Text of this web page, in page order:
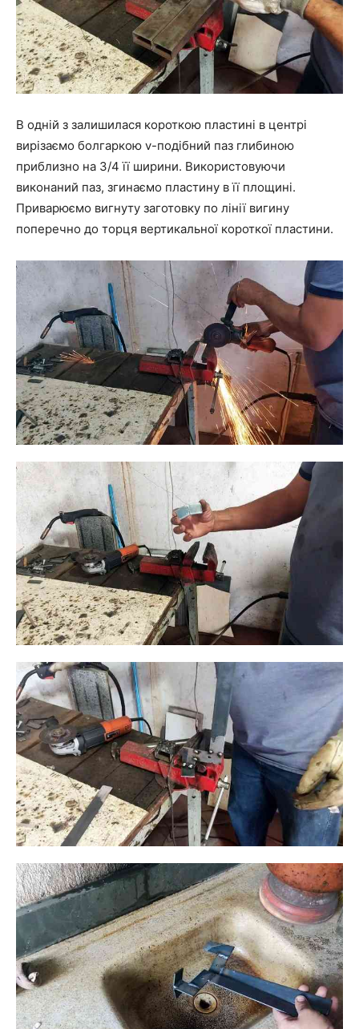
В одній з залишилася короткою пластині в центрі
вирізаємо болгаркою v-подібний паз глибиною
приблизно на 3/4 її ширини. Використовуючи
виконаний паз, згинаємо пластину в її площині.
Приварюємо вигнуту заготовку по лінії вигину
поперечно до торця вертикальної короткої пластини.